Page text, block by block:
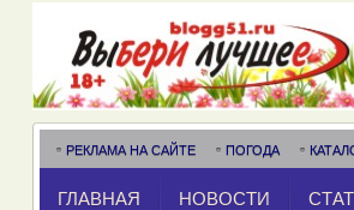
РЕКЛАМА НА САЙТЕ ПОГОДА
ГЛАВНАЯ НОВОСТИ